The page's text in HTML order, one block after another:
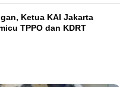
Ketua KAI Jakarta
TPPO dan KDRT